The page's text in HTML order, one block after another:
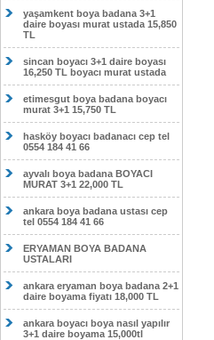
yaşamkent boya badana 3+1
daire boyası murat ustada 15,850
TL
sincan boyacı 3+1 daire boyası
16,250 TL boyacı murat ustada
etimesgut boya badana boyacı
murat 3+1 15,750 TL
hasköy boyacı badanacı cep tel
0554 184 41 66
ayvalı boya badana BOYACI
MURAT 3+1 22,000 TL
ankara boya badana ustası cep
tel 0554 184 41 66
ERYAMAN BOYA BADANA
USTALARI
ankara eryaman boya badana 2+1
daire boyama fiyatı 18,000 TL
ankara boyacı boya nasıl yapılır
3+1 daire boyama 15,000tl